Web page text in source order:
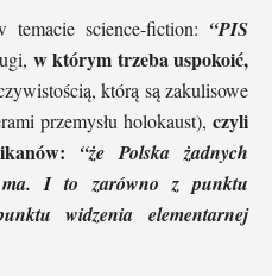
science-fiction: “PIS
w którym trzeba uspokoić,
którą są zakulisowe
przemysłu holokaust), czyli
“że Polska żadnych
ma. I to zarówno z punktu
widzenia elementarnej